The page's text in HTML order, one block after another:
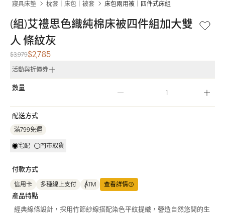
寢具床墊 枕套｜床包｜被套 床包兩用被｜四件式床組
(組)艾禮思色織純棉床被四件組加大雙
人 條紋灰
$3,979$2,785
活動與折價券
數量
配送方式
滿799免運
宅配 門市取貨
付款方式
信用卡 多種線上支付 ATM 查看詳情
產品特點
經典線條設計，採用竹節紗線搭配染色平紋提織，營造自然悠閒的生